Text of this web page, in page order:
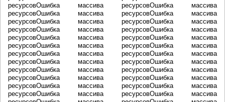
ресурсовОшибка массива ресурсовОшибка массива
ресурсовОшибка массива ресурсовОшибка массива
ресурсовОшибка массива ресурсовОшибка массива
ресурсовОшибка массива ресурсовОшибка массива
ресурсовОшибка массива ресурсовОшибка массива
ресурсовОшибка массива ресурсовОшибка массива
ресурсовОшибка массива ресурсовОшибка массива
ресурсовОшибка массива ресурсовОшибка массива
ресурсовОшибка массива ресурсовОшибка массива
ресурсовОшибка массива ресурсовОшибка массива
ресурсовОшибка массива ресурсовОшибка массива
ресурсовОшибка массива ресурсовОшибка массива